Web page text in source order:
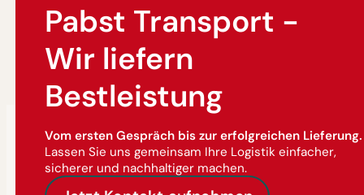
Pabst Transport -
Wir liefern
Bestleistung
Vom ersten Gespräch bis zur erfolgreichen Lieferung.
Lassen Sie uns gemeinsam Ihre Logistik einfacher,
sicherer und nachhaltiger machen.